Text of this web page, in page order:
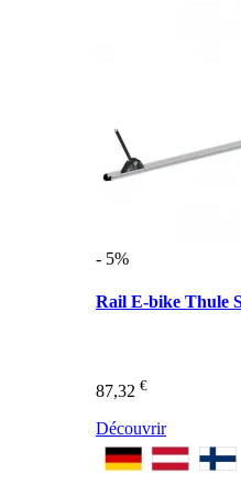
- 5%
Rail E-bike Thule
87,32 €
Découvrir